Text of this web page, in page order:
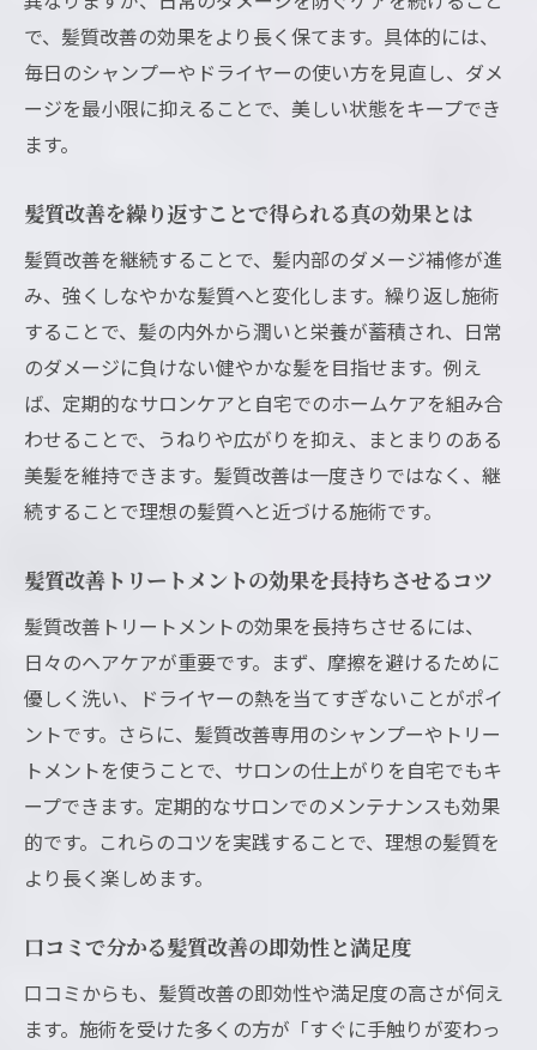
で、髪質改善の効果をより長く保てます。具体的には、
毎日のシャンプーやドライヤーの使い方を見直し、ダメ
ージを最小限に抑えることで、美しい状態をキープでき
ます。
髪質改善を繰り返すことで得られる真の効果とは
髪質改善を継続することで、髪内部のダメージ補修が進
み、強くしなやかな髪質へと変化します。繰り返し施術
することで、髪の内外から潤いと栄養が蓄積され、日常
のダメージに負けない健やかな髪を目指せます。例え
ば、定期的なサロンケアと自宅でのホームケアを組み合
わせることで、うねりや広がりを抑え、まとまりのある
美髪を維持できます。髪質改善は一度きりではなく、継
続することで理想の髪質へと近づける施術です。
髪質改善トリートメントの効果を長持ちさせるコツ
髪質改善トリートメントの効果を長持ちさせるには、
日々のヘアケアが重要です。まず、摩擦を避けるために
優しく洗い、ドライヤーの熱を当てすぎないことがポイ
ントです。さらに、髪質改善専用のシャンプーやトリー
トメントを使うことで、サロンの仕上がりを自宅でもキ
ープできます。定期的なサロンでのメンテナンスも効果
的です。これらのコツを実践することで、理想の髪質を
より長く楽しめます。
口コミで分かる髪質改善の即効性と満足度
口コミからも、髪質改善の即効性や満足度の高さが伺え
ます。施術を受けた多くの方が「すぐに手触りが変わっ